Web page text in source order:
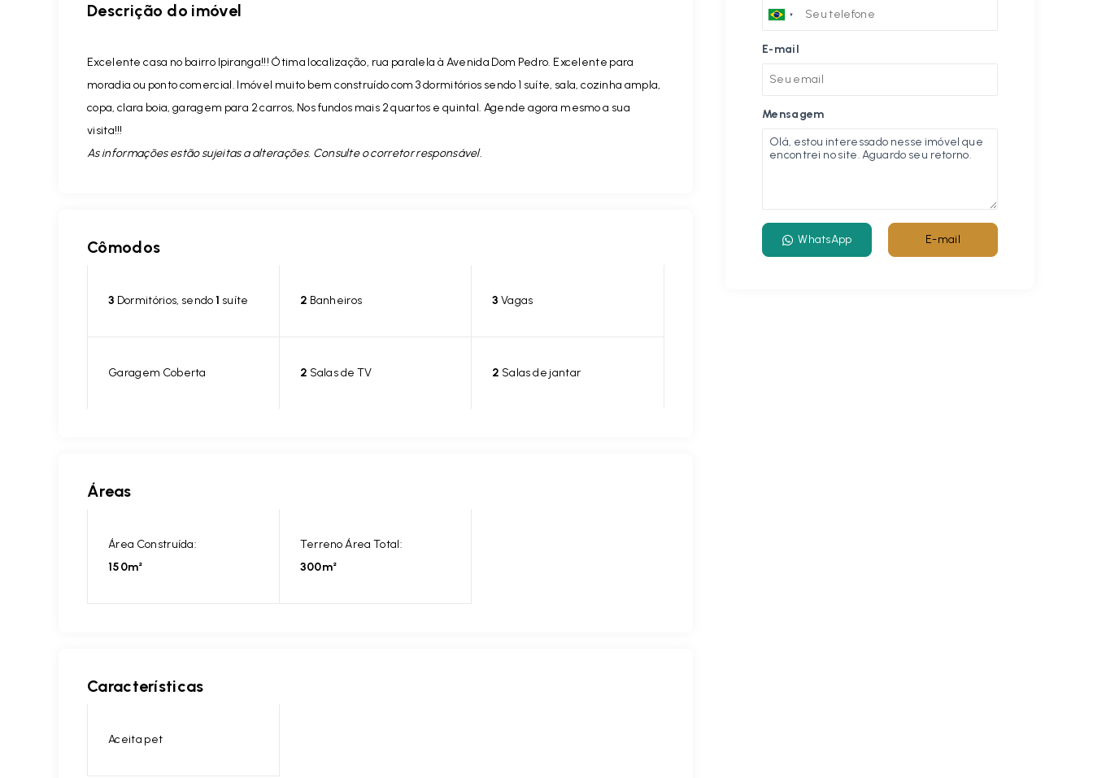
Descrição do imóvel
Excelente casa no bairro Ipiranga!!! Ótima localização, rua paralela à Avenida Dom Pedro. Excelente para
moradia ou ponto comercial. Imóvel muito bem construído com 3 dormitórios sendo 1 suíte, sala, cozinha ampla,
copa, clara boia, garagem para 2 carros, Nos fundos mais 2 quartos e quintal. Agende agora mesmo a sua
visita!!!
As informações estão sujeitas a alterações. Consulte o corretor responsável.
Cômodos
3 Dormitórios, sendo1 suíte 2 Banheiros 3 Vagas
Garagem Coberta 2 Salas de TV 2 Salas de jantar
Áreas
Área Construída:
150m²
Terreno Área Total:
300m²
Características
Aceita pet
E-mail
Mensagem
WhatsApp E-mail